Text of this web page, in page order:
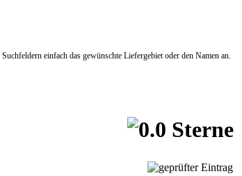
einfach das gewünschte Liefergebiet oder den Namen an.